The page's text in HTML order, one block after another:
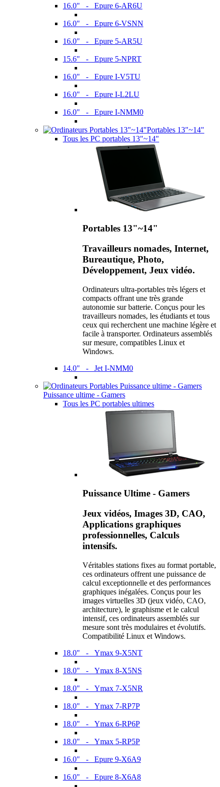
16.0" - Epure 6-AR6U
16.0" - Epure 6-VSNN
16.0" - Epure 5-AR5U
15.6" - Epure 5-NPRT
16.0" - Epure I-V5TU
16.0" - Epure I-L2LU
16.0" - Epure I-NMM0
Portables 13"~14"
Tous les PC portables 13"~14"
Portables 13"~14"
Travailleurs nomades, Internet,
Bureautique, Photo,
Développement, Jeux vidéo.
Ordinateurs ultra-portables très légers et
compacts offrant une très grande
autonomie sur batterie. Conçus pour les
travailleurs nomades, les étudiants et tous
ceux qui recherchent une machine légère et
facile à transporter. Ordinateurs assemblés
sur mesure, compatibles Linux et
Windows.
14.0" - Jet I-NMM0
Puissance ultime - Gamers
Tous les PC portables ultimes
Puissance Ultime - Gamers
Jeux vidéos, Images 3D, CAO,
Applications graphiques
professionnelles, Calculs
intensifs.
Véritables stations fixes au format portable,
ces ordinateurs offrent une puissance de
calcul exceptionnelle et des performances
graphiques inégalées. Conçus pour les
images virtuelles 3D (jeux vidéo, CAO,
architecture), le graphisme et le calcul
intensif, ces ordinateurs assemblés sur
mesure sont très modulaires et évolutifs.
Compatibilité Linux et Windows.
18.0" - Ymax 9-X5NT
18.0" - Ymax 8-X5NS
18.0" - Ymax 7-X5NR
18.0" - Ymax 7-RP7P
18.0" - Ymax 6-RP6P
18.0" - Ymax 5-RP5P
16.0" - Epure 9-X6A9
16.0" - Epure 8-X6A8